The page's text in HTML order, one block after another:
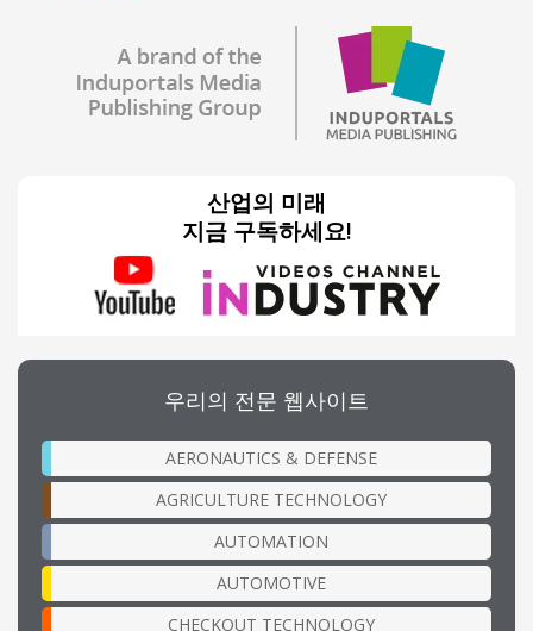
산업의 미래
지금 구독하세요!
우리의 전문 웹사이트
AERONAUTICS & DEFENSE
AGRICULTURE TECHNOLOGY
AUTOMATION
AUTOMOTIVE
CHECKOUT TECHNOLOGY